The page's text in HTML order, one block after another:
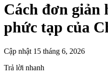
Cách đơn giản
phức tạp của
Cập nhật 15 tháng 6, 2026
Trả lời nhanh